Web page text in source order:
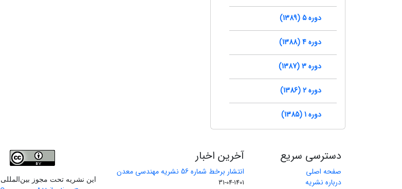
دوره 5 (1389)
دوره 4 (1388)
دوره 3 (1387)
دوره 2 (1386)
دوره 1 (1385)
دسترسی سریع
صفحه اصلی
درباره نشریه
آخرین اخبار
انتشار برخط شماره 56 نشریه مهندسی معدن
1401-04-31 این نشریه تحت مجوز بین‌المللی